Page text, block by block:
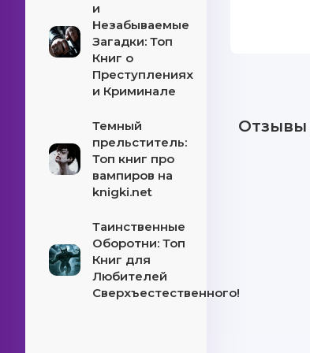
и
Незабываемые
Загадки: Топ
Книг о
Преступлениях
и Криминале
Темный
прельститель:
Топ книг про
вампиров на
knigki.net
Таинственные
Оборотни: Топ
Книг для
Любителей
Сверхъестественного!
Отзывы